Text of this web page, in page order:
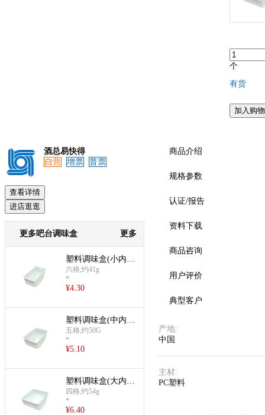
个
有货
加入购
酒总易快得
自营
增票 普票
查看详情
进店逛逛
更多吧台调味盒 更多
塑料调味盒(小内
盒,需配6个)
六格;约41g
*
¥4.30
塑料调味盒(中内
盒,需配5个)
五格;约50G
*
¥5.10
塑料调味盒(大内
盒,需配4个)
四格;约54g
*
¥6.40
商品介绍
规格参数
认证/报告
资料下载
商品咨询
用户评价
典型客户
产地:
中国
主材:
PC塑料